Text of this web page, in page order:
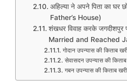
अहिल्या ने अपने पिता का
Father’s House)
शंखधर विवाह करके
Married and Reached
गोदान उपन्यास की किताब
सेवासदन उपन्यास की
गबन उपन्यास की किताब